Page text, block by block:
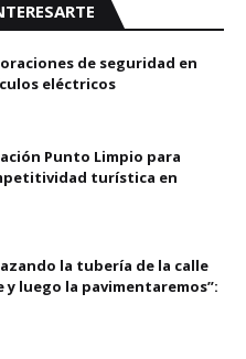
de seguridad en
eléctricos
Punto Limpio para
turística en
la tubería de la calle
y luego la pavimentaremos”: